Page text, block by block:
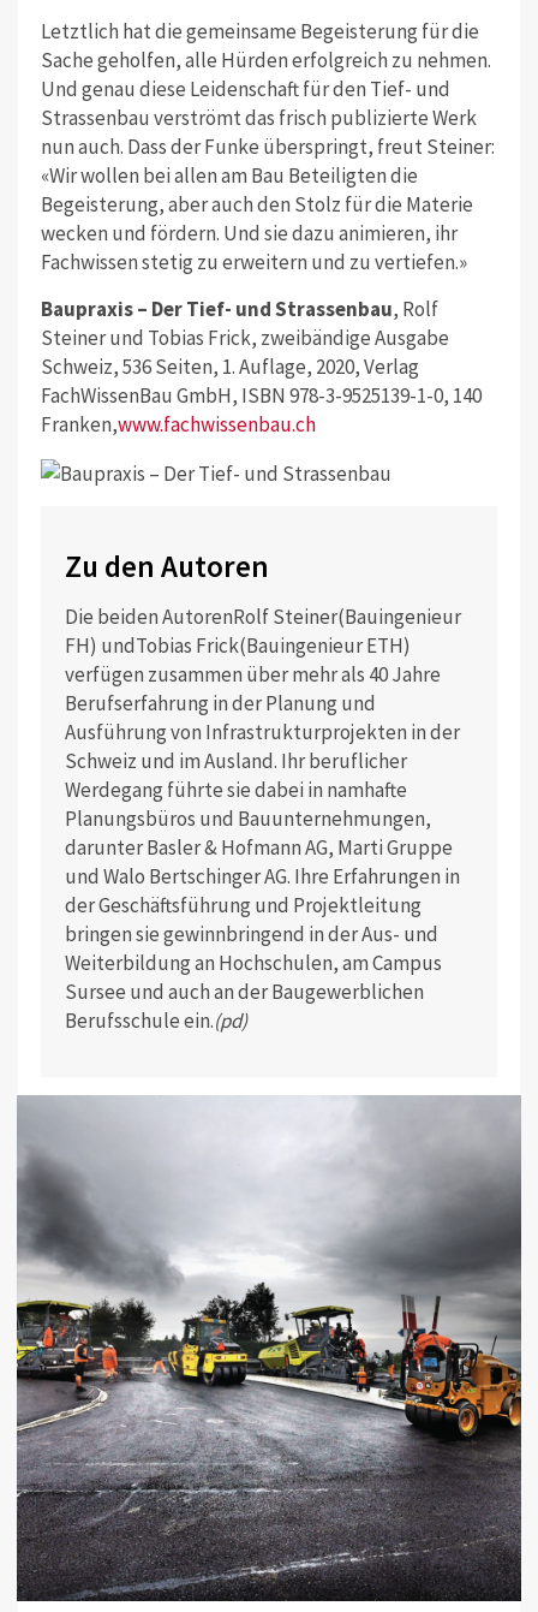
Letztlich hat die gemeinsame Begeisterung für die
Sache geholfen, alle Hürden erfolgreich zu nehmen.
Und genau diese Leidenschaft für den Tief- und
Strassenbau verströmt das frisch publizierte Werk
nun auch. Dass der Funke überspringt, freut Steiner:
«Wir wollen bei allen am Bau Beteiligten die
Begeisterung, aber auch den Stolz für die Materie
wecken und fördern. Und sie dazu animieren, ihr
Fachwissen stetig zu erweitern und zu vertiefen.»
Baupraxis – Der Tief- und Strassenbau, Rolf
Steiner und Tobias Frick, zweibändige Ausgabe
Schweiz, 536 Seiten, 1. Auflage, 2020, Verlag
FachWissenBau GmbH, ISBN 978-3-9525139-1-0, 140
Franken,www.fachwissenbau.ch
Zu den Autoren
Die beiden AutorenRolf Steiner(Bauingenieur
FH) undTobias Frick(Bauingenieur ETH)
verfügen zusammen über mehr als 40 Jahre
Berufserfahrung in der Planung und
Ausführung von Infrastrukturprojekten in der
Schweiz und im Ausland. Ihr beruflicher
Werdegang führte sie dabei in namhafte
Planungsbüros und Bauunternehmungen,
darunter Basler & Hofmann AG, Marti Gruppe
und Walo Bertschinger AG. Ihre Erfahrungen in
der Geschäftsführung und Projektleitung
bringen sie gewinnbringend in der Aus- und
Weiterbildung an Hochschulen, am Campus
Sursee und auch an der Baugewerblichen
Berufsschule ein.(pd)